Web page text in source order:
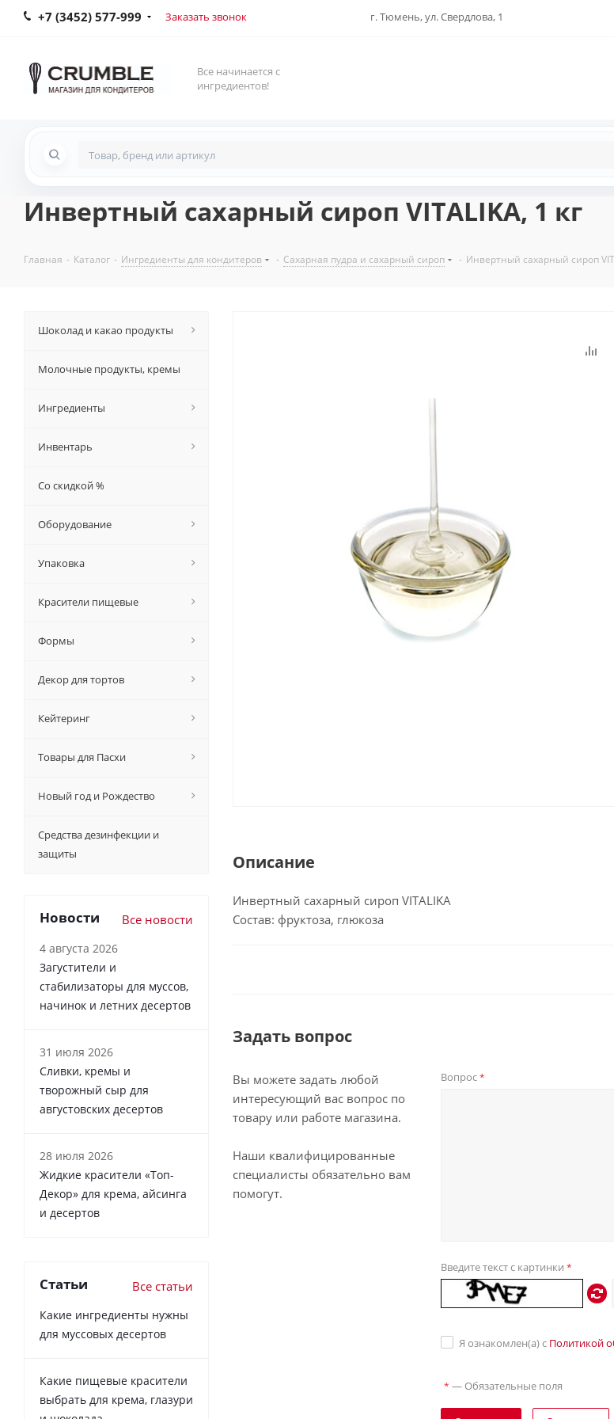
+7 (3452) 577-999 Заказать звонок г. Тюмень, ул. Свердлова, 1
Все начинается с
ингредиентов!
Инвертный сахарный сироп VITALIKA, 1 кг
Главная - Каталог - Ингредиенты для кондитеров - Сахарная пудра и сахарный сироп - Инвертный сахарный сироп
Описание
Инвертный сахарный сироп VITALIKA
Состав: фруктоза, глюкоза
Задать вопрос
Вы можете задать любой
интересующий вас вопрос по
товару или работе магазина.
Наши квалифицированные
специалисты обязательно вам
помогут.
Вопрос*
Введите текст с картинки *
Я ознакомлен(а) с Политикой
* — Обязательные поля
Шоколад и какао продукты
Молочные продукты, кремы
Ингредиенты
Инвентарь
Со скидкой %
Оборудование
Упаковка
Красители пищевые
Формы
Декор для тортов
Кейтеринг
Товары для Пасхи
Новый год и Рождество
Средства дезинфекции и
защиты
Новости Все новости
4 августа 2026
Загустители и
стабилизаторы для муссов,
начинок и летних десертов
31 июля 2026
Сливки, кремы и
творожный сыр для
августовских десертов
28 июля 2026
Жидкие красители «Топ-
Декор» для крема, айсинга
и десертов
Статьи Все статьи
Какие ингредиенты нужны
для муссовых десертов
Какие пищевые красители
выбрать для крема, глазури